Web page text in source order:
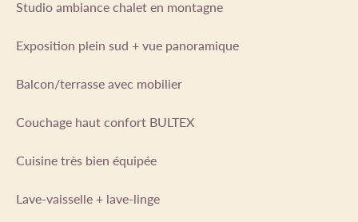
Studio ambiance chalet en montagne
Exposition plein sud + vue panoramique
Balcon/terrasse avec mobilier
Couchage haut confort BULTEX
Cuisine très bien équipée
Lave-vaisselle + lave-linge